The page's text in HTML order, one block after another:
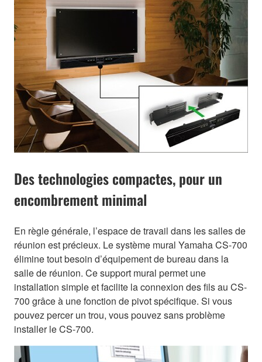
Des technologies compactes, pour un
encombrement minimal
En règle générale, l’espace de travail dans les salles de
réunion est précieux. Le système mural Yamaha CS-700
élimine tout besoin d’équipement de bureau dans la
salle de réunion. Ce support mural permet une
installation simple et facilite la connexion des fils au CS-
700 grâce à une fonction de pivot spécifique. Si vous
pouvez percer un trou, vous pouvez sans problème
installer le CS-700.